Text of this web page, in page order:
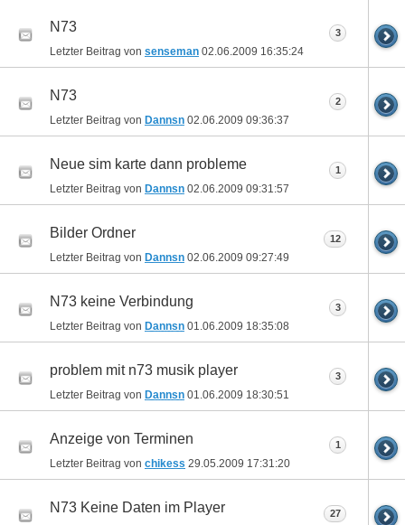
N73
Letzter Beitrag von senseman 02.06.2009 16:35:24
3
N73
Letzter Beitrag von Dannsn 02.06.2009 09:36:37
2
Neue sim karte dann probleme
Letzter Beitrag von Dannsn 02.06.2009 09:31:57
1
Bilder Ordner
Letzter Beitrag von Dannsn 02.06.2009 09:27:49
12
N73 keine Verbindung
Letzter Beitrag von Dannsn 01.06.2009 18:35:08
3
problem mit n73 musik player
Letzter Beitrag von Dannsn 01.06.2009 18:30:51
3
Anzeige von Terminen
Letzter Beitrag von chikess 29.05.2009 17:31:20
1
N73 Keine Daten im Player 27